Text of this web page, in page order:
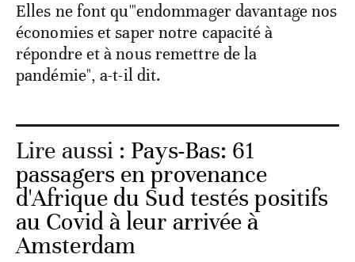
Elles ne font qu'"endommager davantage nos
économies et saper notre capacité à
répondre et à nous remettre de la
pandémie", a-t-il dit.
Lire aussi : Pays-Bas: 61
passagers en provenance
d'Afrique du Sud testés positifs
au Covid à leur arrivée à
Amsterdam